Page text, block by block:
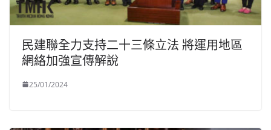
民建聯全力支持二十三條立法 將運用地區
網絡加強宣傳解說
25/01/2024